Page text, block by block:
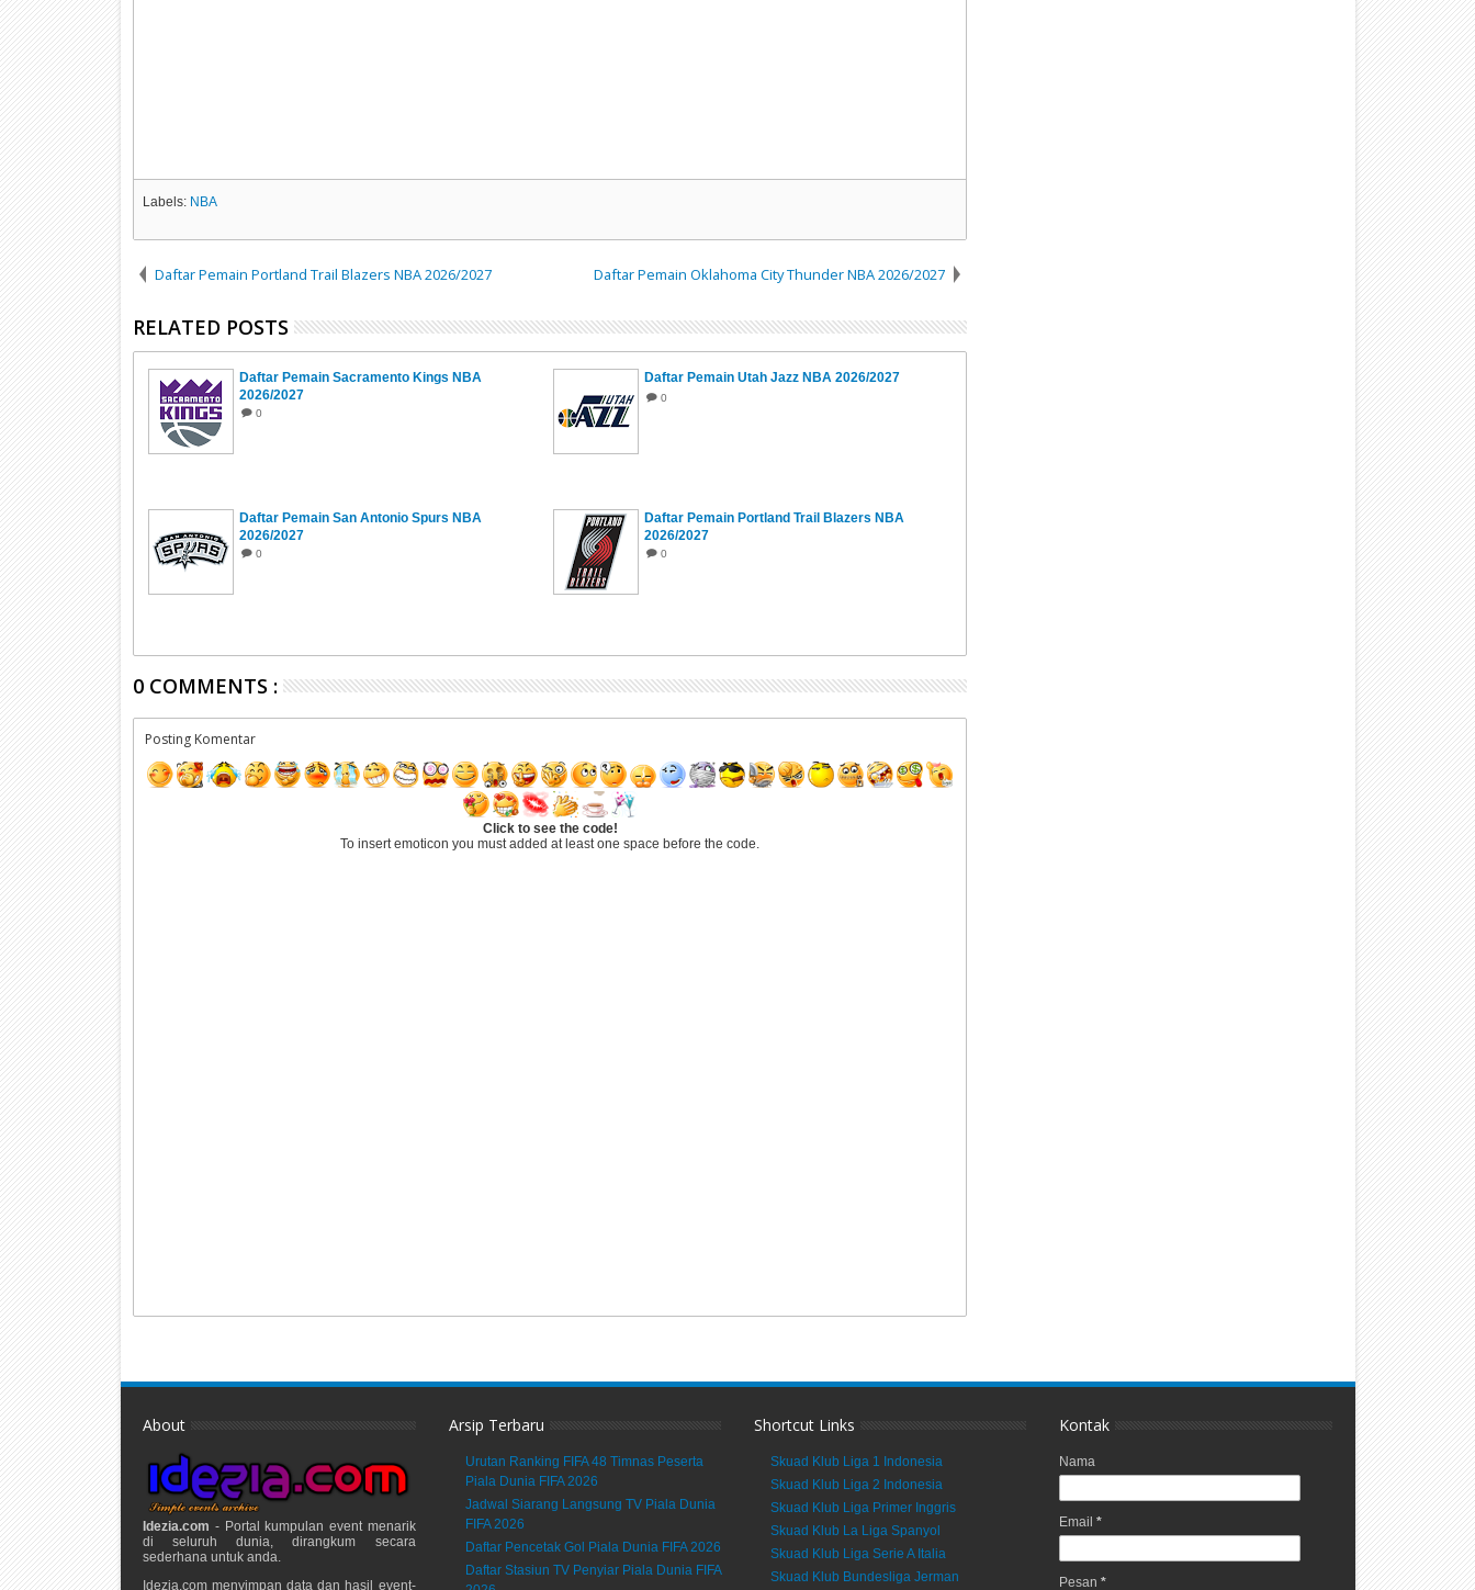
Labels: NBA
Daftar Pemain Portland Trail Blazers NBA 2026/2027 Daftar Pemain Oklahoma City Thunder NBA 2026/2027
RELATED POSTS
Daftar Pemain Sacramento Kings NBA
2026/2027
0
Daftar Pemain Utah Jazz NBA 2026/2027
0
Daftar Pemain San Antonio Spurs NBA
2026/2027
0
Daftar Pemain Portland Trail Blazers NBA
2026/2027
0
0 COMMENTS :
Posting Komentar
Click to see the code!
To insert emoticon you must added at least one space before the code.
About
Idezia.com - Portal kumpulan event menarik
di seluruh dunia, dirangkum secara
sederhana untuk anda.
Idezia.com menyimpan data dan hasil event-
Arsip Terbaru
Urutan Ranking FIFA 48 Timnas Peserta
Piala Dunia FIFA 2026
Jadwal Siarang Langsung TV Piala Dunia
FIFA 2026
Daftar Pencetak Gol Piala Dunia FIFA 2026
Daftar Stasiun TV Penyiar Piala Dunia FIFA
Shortcut Links
Skuad Klub Liga 1 Indonesia
Skuad Klub Liga 2 Indonesia
Skuad Klub Liga Primer Inggris
Skuad Klub La Liga Spanyol
Skuad Klub Liga Serie A Italia
Skuad Klub Bundesliga Jerman
Kontak
Nama
Email*
Pesan*